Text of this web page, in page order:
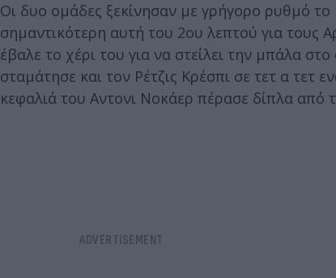
Οι δυο ομάδες ξεκίνησαν με γρήγορο ρυθμό
σημαντικότερη αυτή του 2ου λεπτού για τους
έβαλε το χέρι του για να στείλει την μπάλα
σταμάτησε και τον Ρέτζις Κρέσπι σε τετ α
κεφαλιά του Αντονι Νοκάερ πέρασε δίπλα